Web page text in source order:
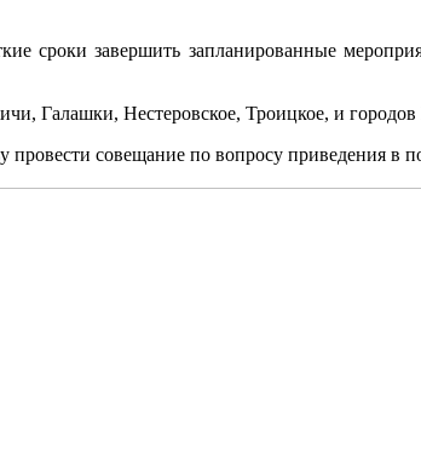
сроки завершить запланированные
Галашки, Нестеровское, Троицкое, и
совещание по вопросу приведения в